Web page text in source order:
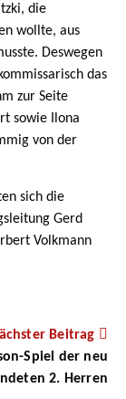
die
wollte, aus
Deswegen
das
zur Seite
sowie Ilona
von der
sich die
Gerd
Volkmann
Beitrag
Spiel der neu
2. Herren